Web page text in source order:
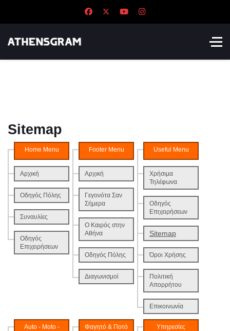
Sitemap
Home Menu
Αρχική
Οδηγός Πόλης
Συναυλίες
Οδηγός
Επιχειρήσεων
Footer Menu
Αρχική
Γεγονότα Σαν
Σήμερα
Ο Καιρός στην
Αθήνα
Οδηγός Πόλης
Διαγωνισμοί
Useful Menu
Χρήσιμα
Τηλέφωνα
Οδηγός
Επιχειρήσεων
Sitemap
Όροι Χρήσης
Πολιτική
Απορρήτου
Επικοινωνία
Auto - Moto -
Φαγητό & Ποτό Υπηρεσίες